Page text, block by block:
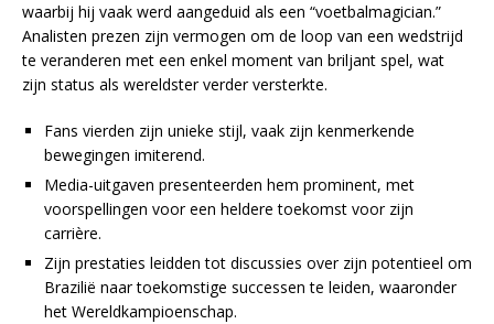
waarbij hij vaak werd aangeduid als een “voetbalmagician.”
Analisten prezen zijn vermogen om de loop van een wedstrijd
te veranderen met een enkel moment van briljant spel, wat
zijn status als wereldster verder versterkte.
Fans vierden zijn unieke stijl, vaak zijn kenmerkende
bewegingen imiterend.
Media-uitgaven presenteerden hem prominent, met
voorspellingen voor een heldere toekomst voor zijn
carrière.
Zijn prestaties leidden tot discussies over zijn potentieel om
Brazilië naar toekomstige successen te leiden, waaronder
het Wereldkampioenschap.